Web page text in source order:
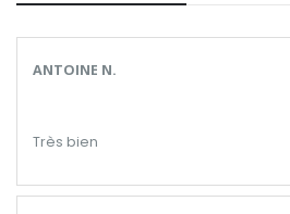
ANTOINE N.
Très bien